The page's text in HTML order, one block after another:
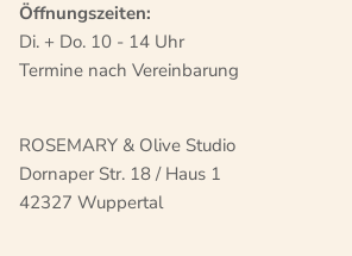
Öffnungszeiten:
Di. + Do. 10 - 14 Uhr
Termine nach Vereinbarung
ROSEMARY & Olive Studio
Dornaper Str. 18 / Haus 1
42327 Wuppertal